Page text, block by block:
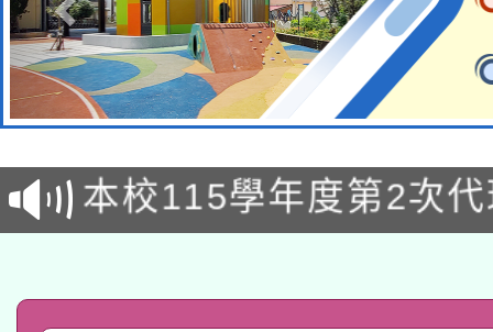
本校115學年度第1次
第3次招考甄選結果公
本校115學年度第2次
次招考甄選結果公告(
有關原住民族委員會
公告之原住民族歲時祭
兒童少年暑期犯罪預防